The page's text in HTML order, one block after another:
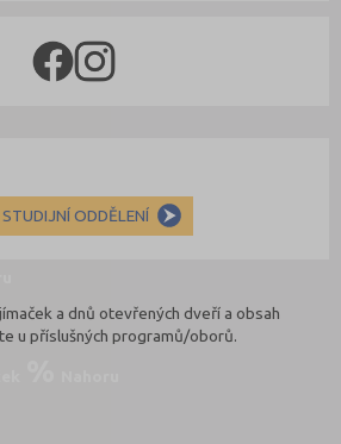
ODDĚLENÍ
a dnů otevřených dveří a obsah
u příslušných programů/oborů.